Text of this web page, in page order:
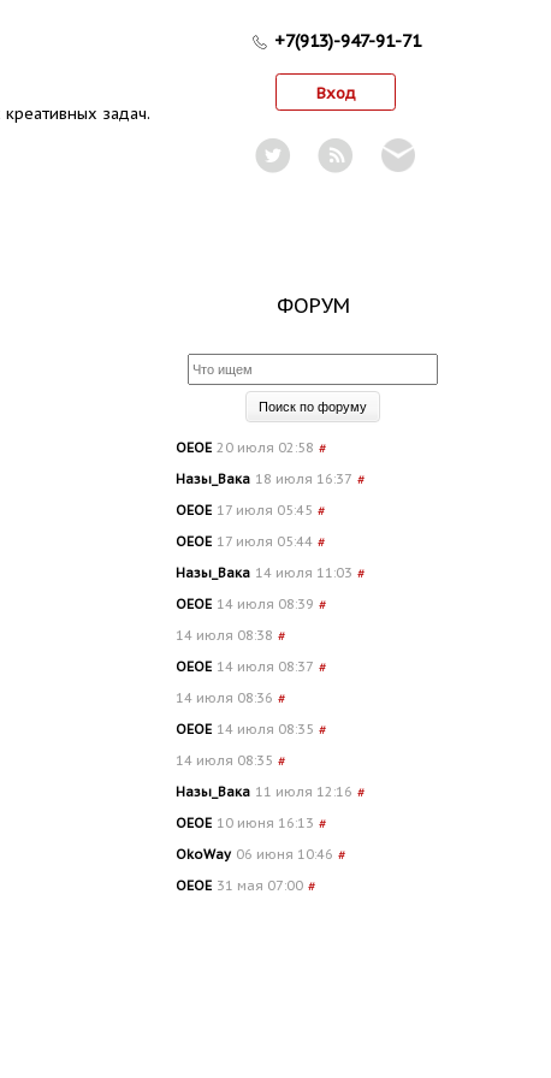
задач.
+7(913)-947-91-71
Вход
ФОРУМ
OEOE 20 июля 02:58 #
Назы_Вака 18 июля 16:37 #
OEOE 17 июля 05:45 #
OEOE 17 июля 05:44 #
Назы_Вака 14 июля 11:03 #
OEOE 14 июля 08:39 #
14 июля 08:38 #
OEOE 14 июля 08:37 #
14 июля 08:36 #
OEOE 14 июля 08:35 #
14 июля 08:35 #
Назы_Вака 11 июля 12:16 #
OEOE 10 июня 16:13 #
OkoWay 06 июня 10:46 #
OEOE 31 мая 07:00 #